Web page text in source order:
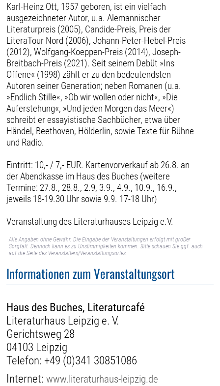
Karl-Heinz Ott, 1957 geboren, ist ein vielfach
ausgezeichneter Autor, u.a. Alemannischer
Literaturpreis (2005), Candide-Preis, Preis der
LiteraTour Nord (2006), Johann-Peter-Hebel-Preis
(2012), Wolfgang-Koeppen-Preis (2014), Joseph-
Breitbach-Preis (2021). Seit seinem Debüt »Ins
Offene« (1998) zählt er zu den bedeutendsten
Autoren seiner Generation; neben Romanen (u.a.
»Endlich Stille«, »Ob wir wollen oder nicht«, »Die
Auferstehung«, »Und jeden Morgen das Meer«)
schreibt er essayistische Sachbücher, etwa über
Händel, Beethoven, Hölderlin, sowie Texte für Bühne
und Radio.
Eintritt: 10,- / 7,- EUR. Kartenvorverkauf ab 26.8. an
der Abendkasse im Haus des Buches (weitere
Termine: 27.8., 28.8., 2.9, 3.9., 4.9., 10.9., 16.9.,
jeweils 18-19.30 Uhr sowie 9.9. 17-18 Uhr)
Veranstaltung des Literaturhauses Leipzig e.V.
Alle Angaben ohne Gewähr. Die Eingabe der Veranstaltungen erfolgt mit großer
Sorgfalt. Dennoch kann es zu Unstimmigkeiten kommen. Bitte schauen Sie ggf. auch
auf die Seite des Veranstalters/Veranstaltungsortes.
Informationen zum Veranstaltungsort
Haus des Buches, Literaturcafé
Literaturhaus Leipzig e. V.
Gerichtsweg 28
04103 Leipzig
Telefon: +49 (0)341 30851086
Internet:www.literaturhaus-leipzig.de